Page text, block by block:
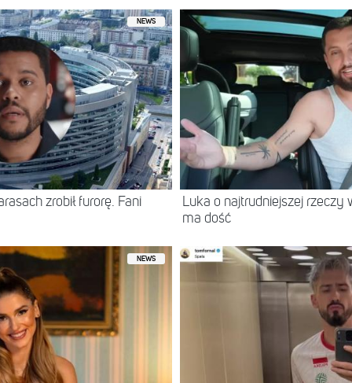
NEWS
zrobił furorę. Fani
Luka o najtrudniejszej rzeczy
ma dość
NEWS